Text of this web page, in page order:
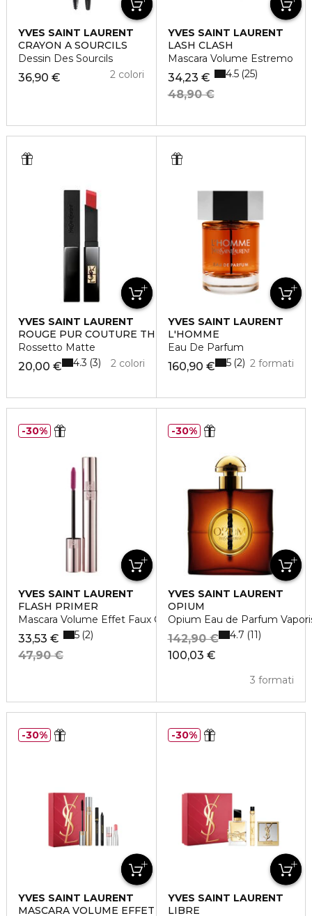
YVES SAINT LAURENT
CRAYON A SOURCILS
Dessin Des Sourcils
36,90 € 2 colori
YVES SAINT LAURENT
LASH CLASH
Mascara Volume Estremo
34,23 €
48,90 €
4.5 25
YVES SAINT LAURENT
ROUGE PUR COUTURE THE SLIM VELVET RADICAL
Rossetto Matte
20,00 € 2 colori
4.3 3
YVES SAINT LAURENT
L'HOMME
Eau De Parfum
160,90 € 2 formati
5 2
YVES SAINT LAURENT
FLASH PRIMER
Mascara Volume Effet Faux Cils
33,53 €
47,90 €
5 2
30%
YVES SAINT LAURENT
OPIUM
Opium Eau de Parfum
100,03 €
142,90 €
3 formati
4.7 11
30%
YVES SAINT LAURENT
MASCARA VOLUME EFFET FAUX CILS
30%
YVES SAINT LAURENT
LIBRE
30%